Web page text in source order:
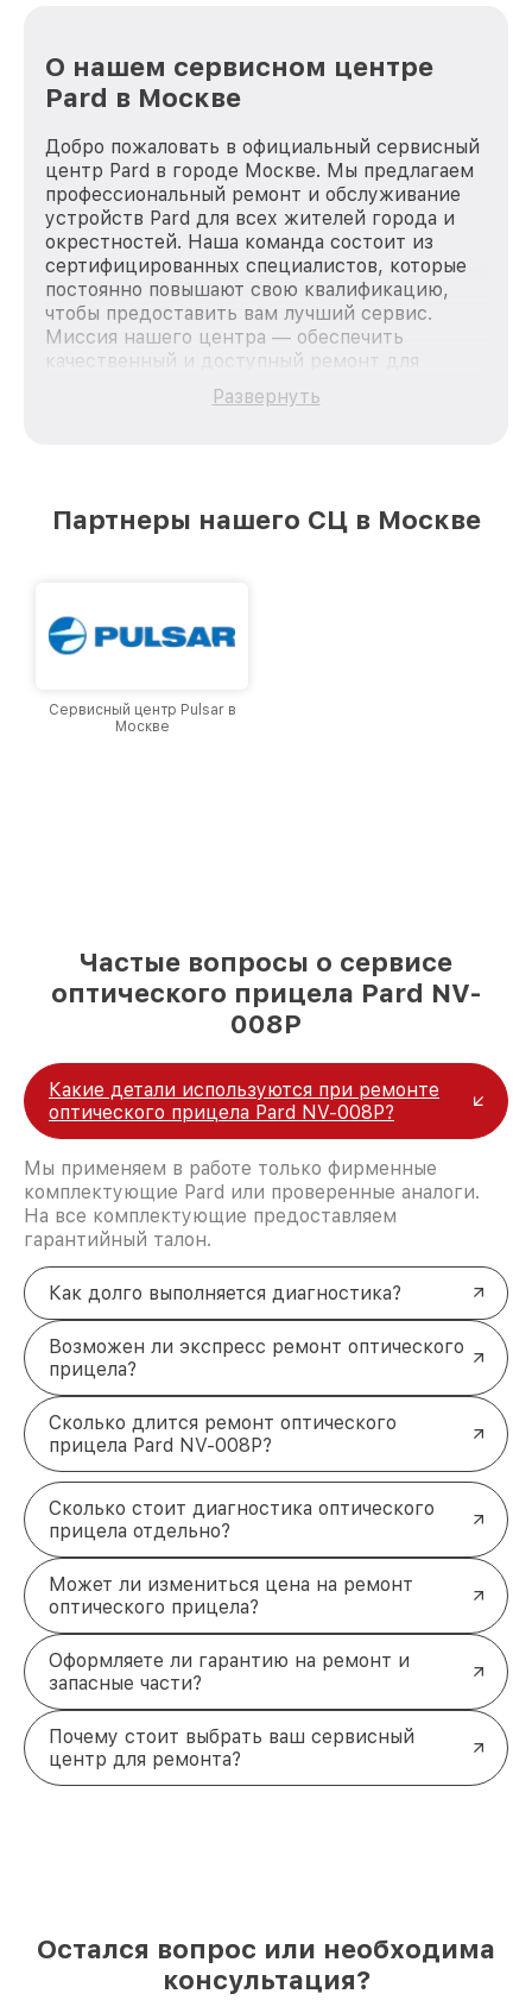
О нашем сервисном центре
Pard в Москве
Добро пожаловать в официальный сервисный
центр Pard в городе Москве. Мы предлагаем
профессиональный ремонт и обслуживание
устройств Pard для всех жителей города и
окрестностей. Наша команда состоит из
сертифицированных специалистов, которые
постоянно повышают свою квалификацию,
чтобы предоставить вам лучший сервис.
Миссия нашего центра — обеспечить
качественный и доступный ремонт для
каждого пользователя продукции Pard, вне
зависимости от сложности поломки. Мы
Москве, постоянно повышая уровень доверия
Развернуть
Партнеры нашего СЦ в Москве
Сервисный центр Pulsar в
Москве
Частые вопросы о сервисе
оптического прицела Pard NV-
008P
Какие детали используются при ремонте
оптического прицела Pard NV-008P?
Мы применяем в работе только фирменные
комплектующие Pard или проверенные аналоги.
На все комплектующие предоставляем
гарантийный талон.
Как долго выполняется диагностика?
Возможен ли экспресс ремонт оптического
прицела?
Сколько длится ремонт оптического
прицела Pard NV-008P?
Сколько стоит диагностика оптического
прицела отдельно?
Может ли измениться цена на ремонт
оптического прицела?
Оформляете ли гарантию на ремонт и
запасные части?
Почему стоит выбрать ваш сервисный
центр для ремонта?
Остался вопрос или необходима
консультация?